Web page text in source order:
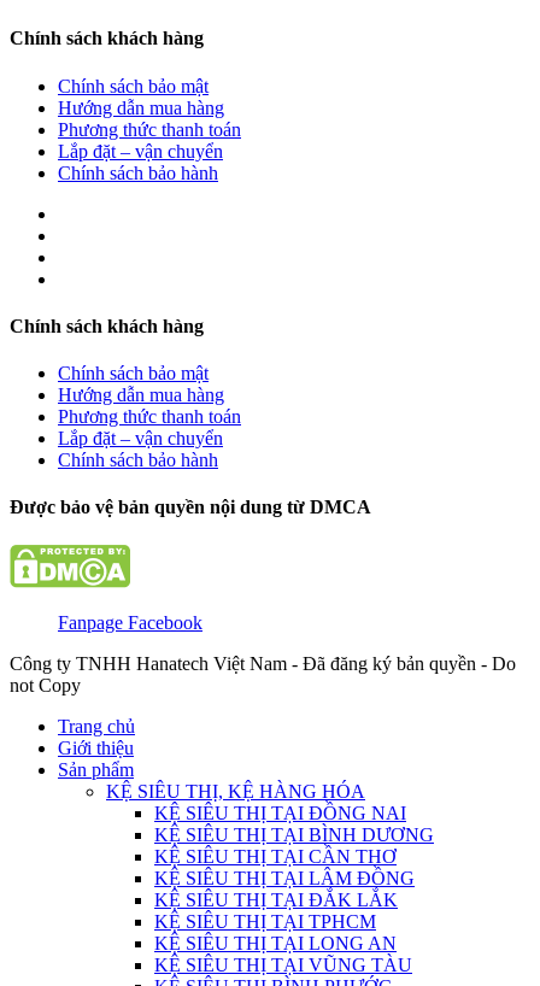
Chính sách khách hàng
Chính sách bảo mật
Hướng dẫn mua hàng
Phương thức thanh toán
Lắp đặt – vận chuyển
Chính sách bảo hành
Chính sách khách hàng
Chính sách bảo mật
Hướng dẫn mua hàng
Phương thức thanh toán
Lắp đặt – vận chuyển
Chính sách bảo hành
Được bảo vệ bản quyền nội dung từ DMCA
Fanpage Facebook
Công ty TNHH Hanatech Việt Nam - Đã đăng ký bản quyền - Do
not Copy
Trang chủ
Giới thiệu
Sản phẩm
KỆ SIÊU THỊ, KỆ HÀNG HÓA
KỆ SIÊU THỊ TẠI ĐỒNG NAI
KỆ SIÊU THỊ TẠI BÌNH DƯƠNG
KỆ SIÊU THỊ TẠI CẦN THƠ
KỆ SIÊU THỊ TẠI LÂM ĐỒNG
KỆ SIÊU THỊ TẠI ĐẮK LẮK
KỆ SIÊU THỊ TẠI TPHCM
KỆ SIÊU THỊ TẠI LONG AN
KỆ SIÊU THỊ TẠI VŨNG TÀU